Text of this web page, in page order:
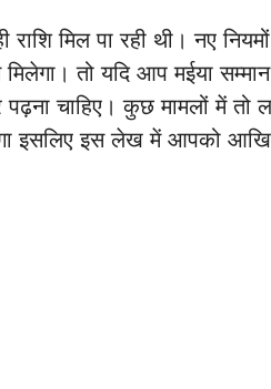
मिल पा रही थी। नए
तो यदि आप मईया सम्मान
चाहिए। कुछ मामलों में तो
इसलिए इस लेख में आपको